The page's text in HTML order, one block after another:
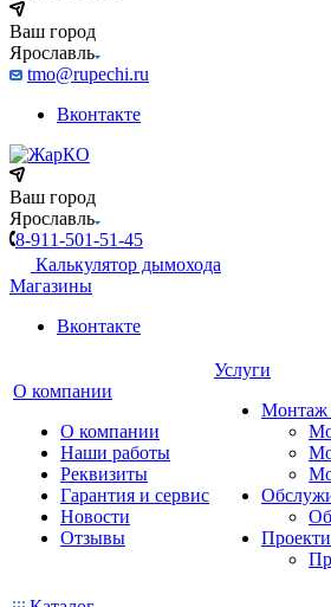
Ваш город
Ярославль
tmo@rupechi.ru
Вконтакте
Ваш город
Ярославль
8-911-501-51-45
Калькулятор дымохода
Магазины
Вконтакте
О компании
О компании
Наши работы
Реквизиты
Гарантия и сервис
Новости
Отзывы
Услуги
Монтаж